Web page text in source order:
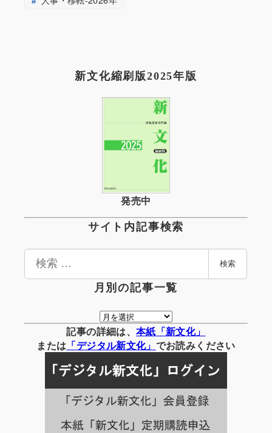
新文化縮刷版2025年版
発売中
サイト内記事検索
検
検索
月別の記事一覧
月
別
の
事
一
覧
記事の詳細は、 本紙「新文化」
または 「デジタル新文化」 でお読みください